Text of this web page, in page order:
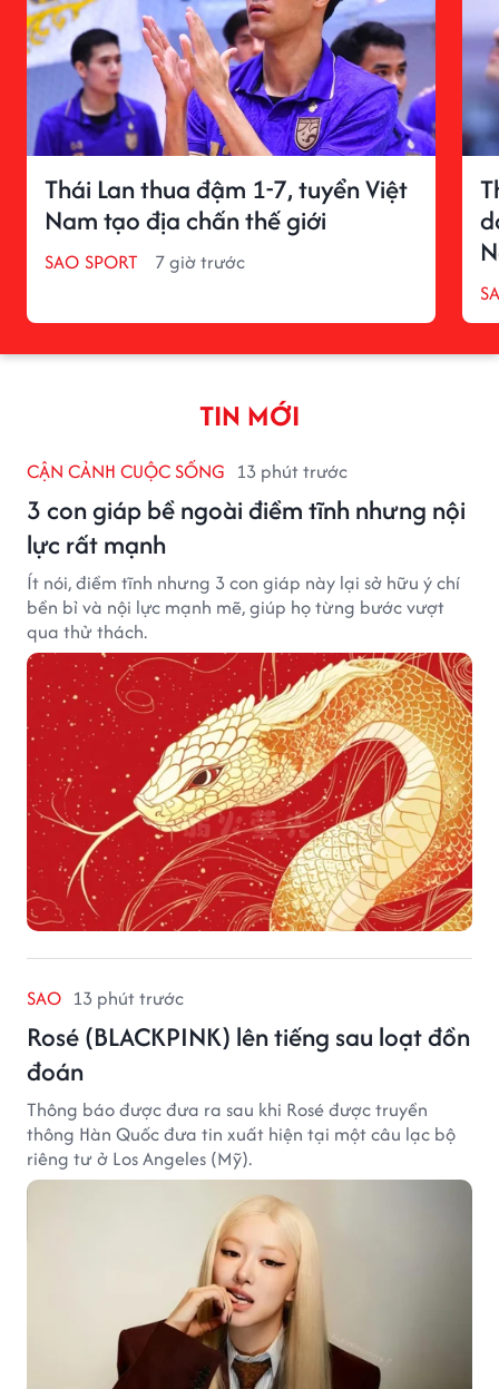
Thái Lan thua đậm 1-7, tuyển Việt
Nam tạo địa chấn thế giới
SAO SPORT 7 giờ trước
TIN MỚI
CẬN CẢNH CUỘC SỐNG 13 phút trước
3 con giáp bề ngoài điềm tĩnh nhưng nội
lực rất mạnh
Ít nói, điềm tĩnh nhưng 3 con giáp này lại sở hữu ý chí
bền bỉ và nội lực mạnh mẽ, giúp họ từng bước vượt
qua thử thách.
SAO 13 phút trước
Rosé (BLACKPINK) lên tiếng sau loạt đồn
đoán
Thông báo được đưa ra sau khi Rosé được truyền
thông Hàn Quốc đưa tin xuất hiện tại một câu lạc bộ
riêng tư ở Los Angeles (Mỹ).